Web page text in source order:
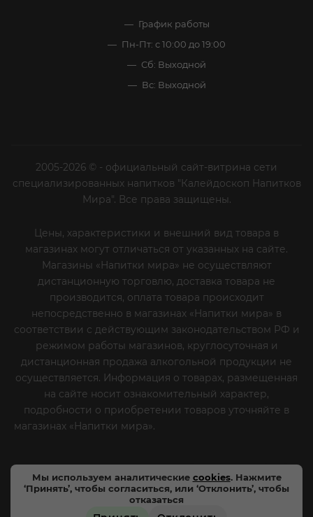
Мы используем аналитические cookies. Нажмите
‘Принять’, чтобы согласиться, или ‘Отклонить’, чтобы
отказаться
График работы
Пн-Пт: с 10:00 до 19:00
Сб: Выходной
Вс: Выходной
2005-2026 © - официальный сайт-витрина сети
специализированных напитков "Калейдоскоп Напитков
Мира". Все права защищены.
Цены, характеристики и внешний вид товара в
магазинах могут отличаться от указанных на сайте.
Магазины «Напитки мира» не осуществляют
дистанционную торговлю, доставка товара не
производится, оплата товара происходит
непосредственно в магазинах «Напитки мира» в
соответствии с действующим законодательством РФ и
режимом работы магазинов, круглосуточная и
дистанционная продажа алкогольной продукции не
осуществляется. Информация о товарах, размещенная
на сайте носит ознакомительный характер,
подробности о приобретении товаров уточняйте в
магазинах «Напитки мира».